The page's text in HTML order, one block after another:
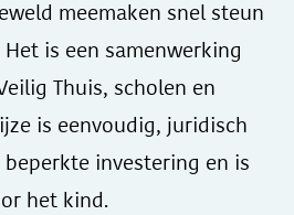
meemaken snel steun
is een samenwerking
Thuis, scholen en
is eenvoudig, juridisch
investering en is
het kind.